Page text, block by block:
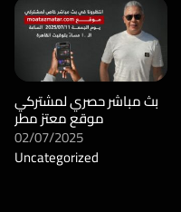
بث مباشر حصري لمشتركي
موقع معتز مطر
02/07/2025
Uncategorized